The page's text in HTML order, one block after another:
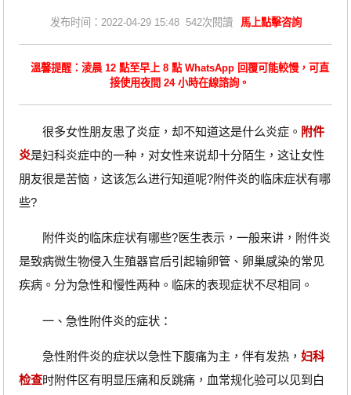
发布时间：2022-04-29 15:48 542次閱讀 馬上點擊咨詢
溫馨提醒：淩晨 12 點至早上 8 點 WhatsApp 回覆可能較慢，可直
接使用夜間 24 小時在線諮詢。
很多女性朋友患了炎症，却不知道这是什么炎症。 附件
炎是妇科炎症中的一种，对女性来说却十分陌生，这让女性
朋友很是苦恼，这该怎么进行知道呢?附件炎的临床症状有哪
些?
附件炎的临床症状有哪些?医生表示，一般来讲，附件炎
是致病微生物侵入生殖器官后引起输卵管、卵巢感染的常见
疾病。分为急性和慢性两种。临床的表现症状不尽相同。
一、急性附件炎的症状：
急性附件炎的症状以急性下腹痛为主，伴有发热， 妇科
检查时附件区有明显压痛和反跳痛，血常规化验可以见到白